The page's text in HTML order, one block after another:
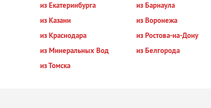
из Екатеринбурга
из Барнаула
из Казани
из Воронежа
из Краснодара
из Ростова-на-Дону
из Минеральных Вод
из Белгорода
из Томска